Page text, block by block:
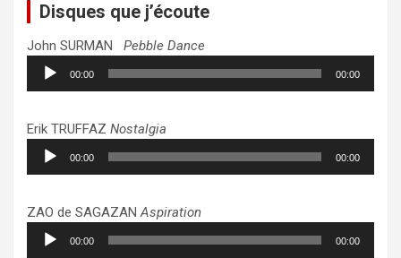
Disques que j’écoute
John SURMAN Pebble Dance
Lecteur
audio
00:00 00:00
Erik TRUFFAZ Nostalgia
Lecteur
audio
00:00 00:00
ZAO de SAGAZANAspiration
Lecteur
audio
00:00 00:00